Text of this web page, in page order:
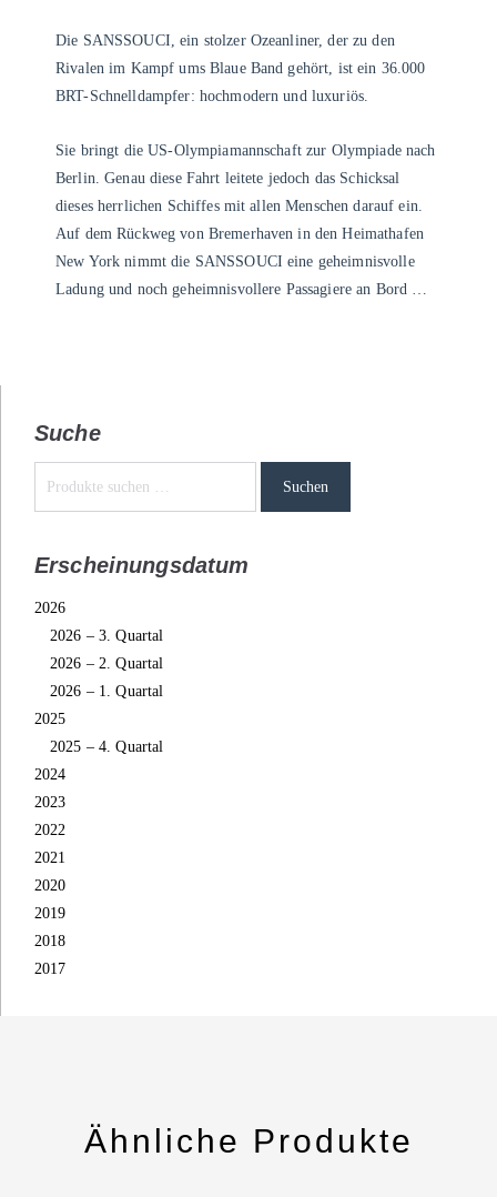
Die SANSSOUCI, ein stolzer Ozeanliner, der zu den
Rivalen im Kampf ums Blaue Band gehört, ist ein 36.000
BRT-Schnelldampfer: hochmodern und luxuriös.
Sie bringt die US-Olympiamannschaft zur Olympiade nach
Berlin. Genau diese Fahrt leitete jedoch das Schicksal
dieses herrlichen Schiffes mit allen Menschen darauf ein.
Auf dem Rückweg von Bremerhaven in den Heimathafen
New York nimmt die SANSSOUCI eine geheimnisvolle
Ladung und noch geheimnisvollere Passagiere an Bord …
Suche
Suchen
Erscheinungsdatum
2026
2026 – 3. Quartal
2026 – 2. Quartal
2026 – 1. Quartal
2025
2025 – 4. Quartal
2024
2023
2022
2021
2020
2019
2018
2017
Ähnliche Produkte